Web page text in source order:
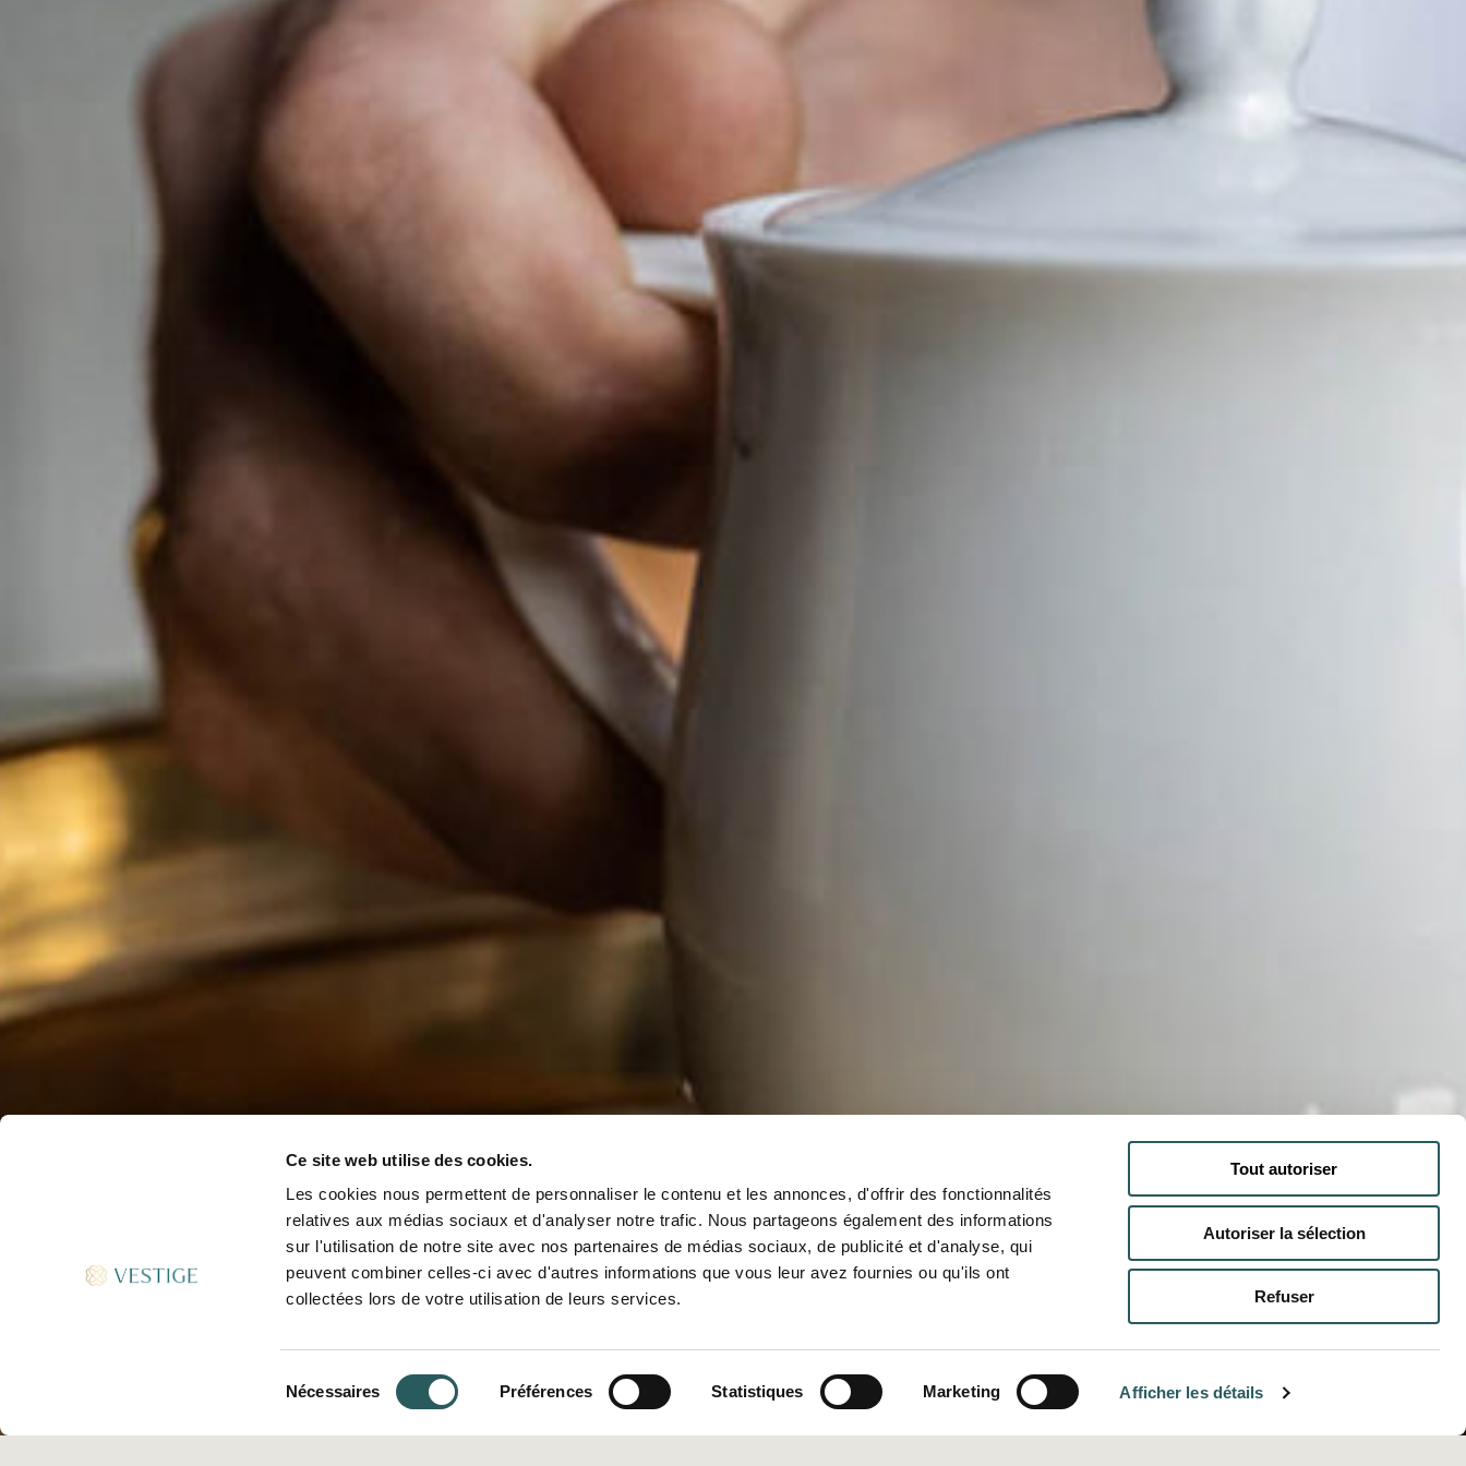
Ce site web utilise des cookies.
Les cookies nous permettent de personnaliser le contenu et les annonces, d'offrir des fonctionnalités
relatives aux médias sociaux et d'analyser notre trafic. Nous partageons également des informations
sur l'utilisation de notre site avec nos partenaires de médias sociaux, de publicité et d'analyse, qui
peuvent combiner celles-ci avec d'autres informations que vous leur avez fournies ou qu'ils ont
collectées lors de votre utilisation de leurs services.
Nécessaires Préférences Statistiques Marketing Afficher les détails
Tout autoriser
Autoriser la sélection
Refuser